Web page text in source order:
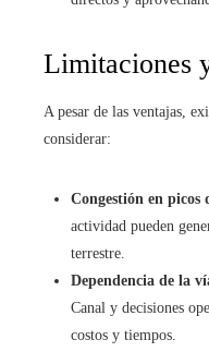
Limitaciones
A pesar de las ventajas,
considerar:
Congestión en picos
actividad pueden
terrestre.
Dependencia de la
Canal y decisiones
costos y tiempos.